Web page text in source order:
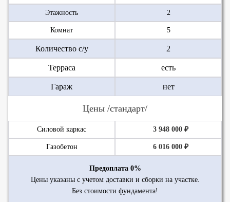
Этажность 2
Комнат 5
Количество с/у 2
Терраса есть
Гараж нет
Цены /стандарт/
Силовой каркас
Газобетон
3 948 000 ₽
6 016 000 ₽
Предоплата 0%
Цены указаны с учетом доставки и сборки на участке.
Без стоимости фундамента!